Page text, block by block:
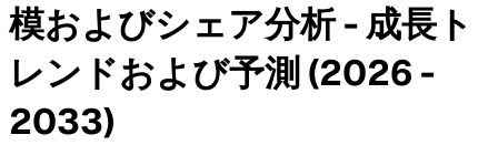
模およびシェア分析 - 成長ト
レンドおよび予測 (2026 -
2033)